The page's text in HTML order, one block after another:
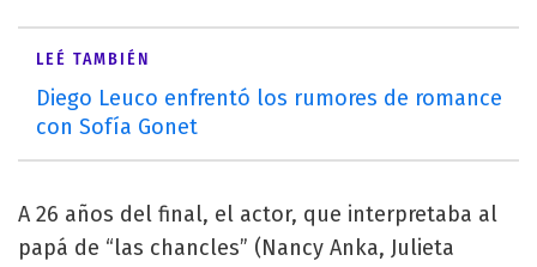
LEÉ TAMBIÉN
Diego Leuco enfrentó los rumores de romance
con Sofía Gonet
A 26 años del final, el actor, que interpretaba al
papá de “las chancles” (Nancy Anka, Julieta